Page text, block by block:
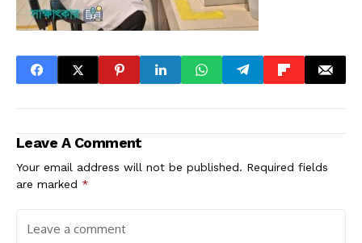
Leave A Comment
Your email address will not be published. Required fields
are marked *